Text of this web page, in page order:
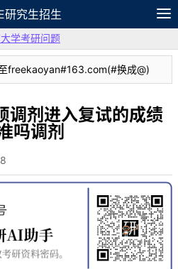
研究生招生
APP 笔记
学考研问题
freekaoyan#163.com(#换成@)
调剂进入复试的成绩
吗调剂